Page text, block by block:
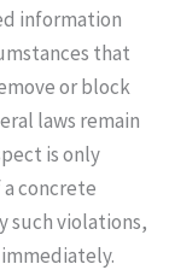
information
that
or block
laws remain
is only
concrete
such violations,